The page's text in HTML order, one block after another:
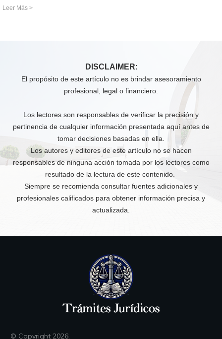
Leer Más >
DISCLAIMER:
El propósito de este artículo no es brindar asesoramiento
profesional, legal o financiero.
Los lectores son responsables de verificar la precisión y
pertinencia de cualquier información presentada aquí antes de
tomar decisiones basadas en ella.
Los autores y editores de este artículo no se hacen
responsables de ninguna acción tomada por los lectores como
resultado de la lectura de este contenido.
Siempre se recomienda consultar fuentes adicionales y
profesionales calificados para obtener información precisa y
actualizada.
© Copyright 2026.